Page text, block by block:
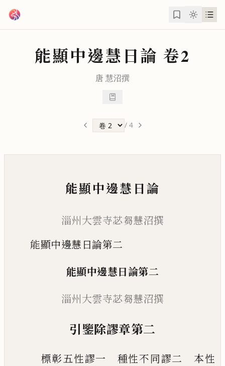
能顯中邊慧日論 卷2
唐慧沼撰
/ 4
能顯中邊慧日論
淄州大雲寺苾芻慧沼撰
能顯中邊慧日論第二
能顯中邊慧日論第二
淄州大雲寺苾芻慧沼撰
引鑒除謬章第二
標彰五性謬一 種性不同謬二 本性